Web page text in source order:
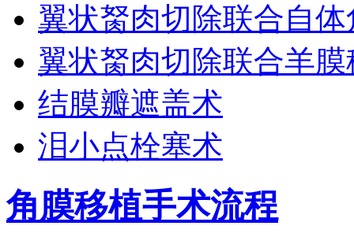
翼状胬肉切除联合自
翼状胬肉切除联合羊
结膜瓣遮盖术
泪小点栓塞术
角膜移植手术流程